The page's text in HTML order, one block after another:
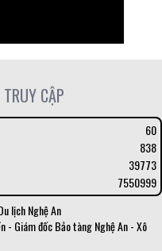
CẬP
60
838
39773
7550999
lịch Nghệ An
- Giám đốc Bảo tàng Nghệ An - Xô